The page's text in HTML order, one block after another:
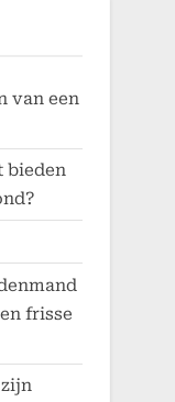
van een
bieden
frisse